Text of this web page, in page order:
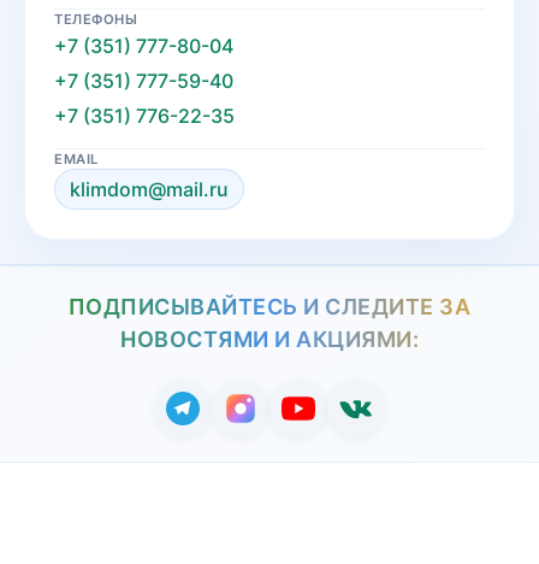
ТЕЛЕФОНЫ
+7 (351) 777-80-04
+7 (351) 777-59-40
+7 (351) 776-22-35
EMAIL
klimdom@mail.ru
ПОДПИСЫВАЙТЕСЬ И СЛЕДИТЕ ЗА
НОВОСТЯМИ И АКЦИЯМИ: